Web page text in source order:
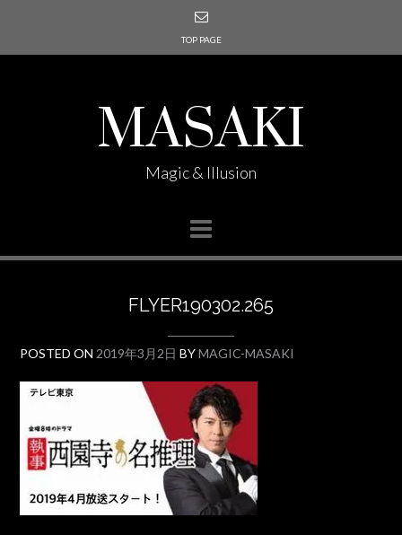
TOP PAGE
MASAKI
Magic & Illusion
FLYER190302.265
POSTED ON 2019年3月2日 BYMAGIC-MASAKI